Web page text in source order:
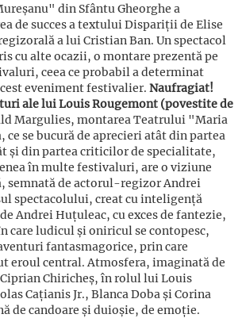
din Sfântu Gheorghe a
de succes a textului Dispariții de Elise
a lui Cristian Ban. Un spectacol
cu alte ocazii, o montare prezentă pe
ceea ce probabil a determinat
eveniment festivalier. Naufragiat!
ale lui Louis Rougemont (povestite de
Margulies, montarea Teatrului "Maria
se bucură de aprecieri atât din partea
și din partea criticilor de specialitate,
în multe festivaluri, are o viziune
semnată de actorul-regizor Andrei
spectacolului, creat cu inteligență
Andrei Huțuleac, cu exces de fantezie,
care ludicul și oniricul se contopesc,
fantasmagorice, prin care
eroul central. Atmosfera, imaginată de
Chiricheș, în rolul lui Louis
Cațianis Jr., Blanca Doba și Corina
de candoare și duioșie, de emoție.